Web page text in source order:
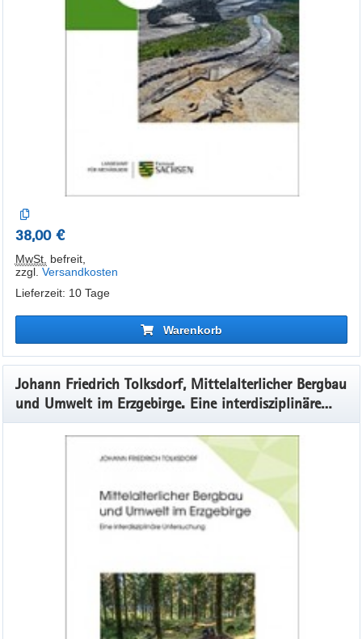
38,00 €
MwSt. befreit,
zzgl. Versandkosten
Lieferzeit: 10 Tage
Warenkorb
Johann Friedrich Tolksdorf, Mittelalterlicher Bergbau
und Umwelt im Erzgebirge. Eine interdisziplinäre
Untersuchung. ArchaeoMontan Band 4